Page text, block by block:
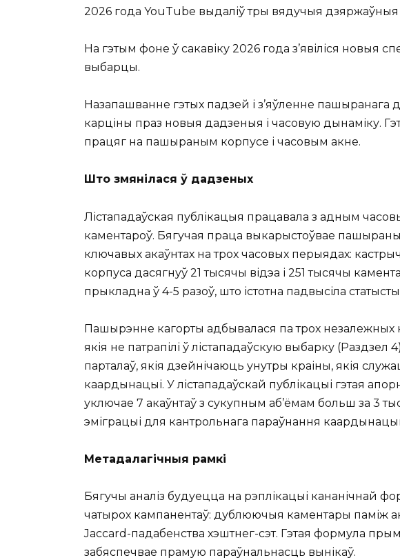
2026 года YouTube выдаліў тры вядучыя дзяржаўныя
На гэтым фоне ў сакавіку 2026 года з’явіліся новыя
выбарцы.
Назапашванне гэтых падзей і з’яўленне пашыранага
карціны праз новыя дадзеныя і часовую дынаміку.
працяг на пашыраным корпусе і часовым акне.
Што змянілася ў дадзеных
Лістападаўская публікацыя працавала з адным
каментароў. Бягучая праца выкарыстоўвае пашыраны
ключавых акаўнтах на трох часовых перыядах:
корпуса дасягнуў 21 тысячы відэа і 251 тысячы
прыкладна ў 4-5 разоў, што істотна падвысіла
Пашырэнне кагорты адбывалася па трох незалежных
якія не патрапілі ў лістападаўскую выбарку
парталаў, якія дзейнічаюць унутры краіны, якія
каардынацыі. У лістападаўскай публікацыі гэтая
уключае 7 акаўнтаў з сукупным аб’ёмам больш за 3
эміграцыі для кантрольнага параўнання
Метадалагічныя рамкі
Бягучы аналіз будуецца на рэплікацыі кананічнай
чатырох кампанентаў: дублюючыя каментары паміж
Jaccard-падабенства хэштнег-сэт. Гэтая формула
забяспечвае прамую параўнальнасць вынікаў.